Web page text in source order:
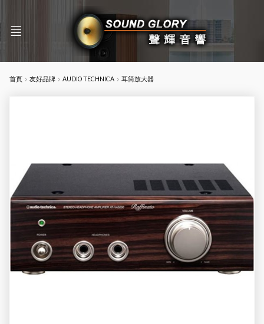
首頁 友好品牌 AUDIO TECHNICA 耳筒放大器